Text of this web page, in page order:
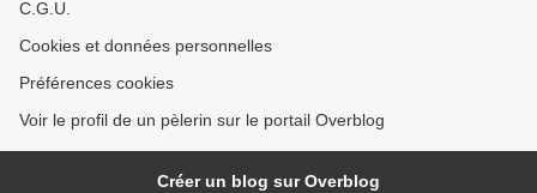
C.G.U.
Cookies et données personnelles
Préférences cookies
Voir le profil de un pèlerin sur le portail Overblog
Créer un blog sur Overblog